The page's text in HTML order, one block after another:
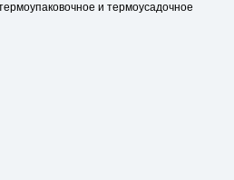
и термоусадочное